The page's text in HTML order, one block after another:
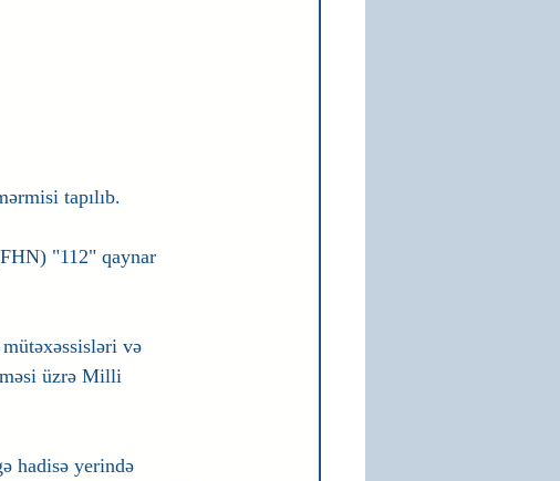
tapılıb.
"112" qaynar
və
üzrə Milli
hadisə yerində